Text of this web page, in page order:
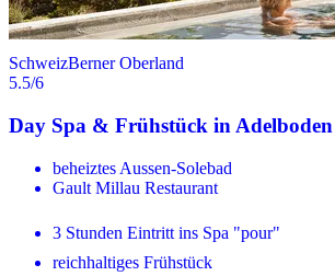
SchweizBerner Oberland
5.5/6
Day Spa & Frühstück in Adelboden
beheiztes Aussen-Solebad
Gault Millau Restaurant
3 Stunden Eintritt ins Spa "pour"
reichhaltiges Frühstück